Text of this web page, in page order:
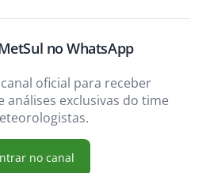
no WhatsApp
oficial para receber
análises exclusivas do time
no canal